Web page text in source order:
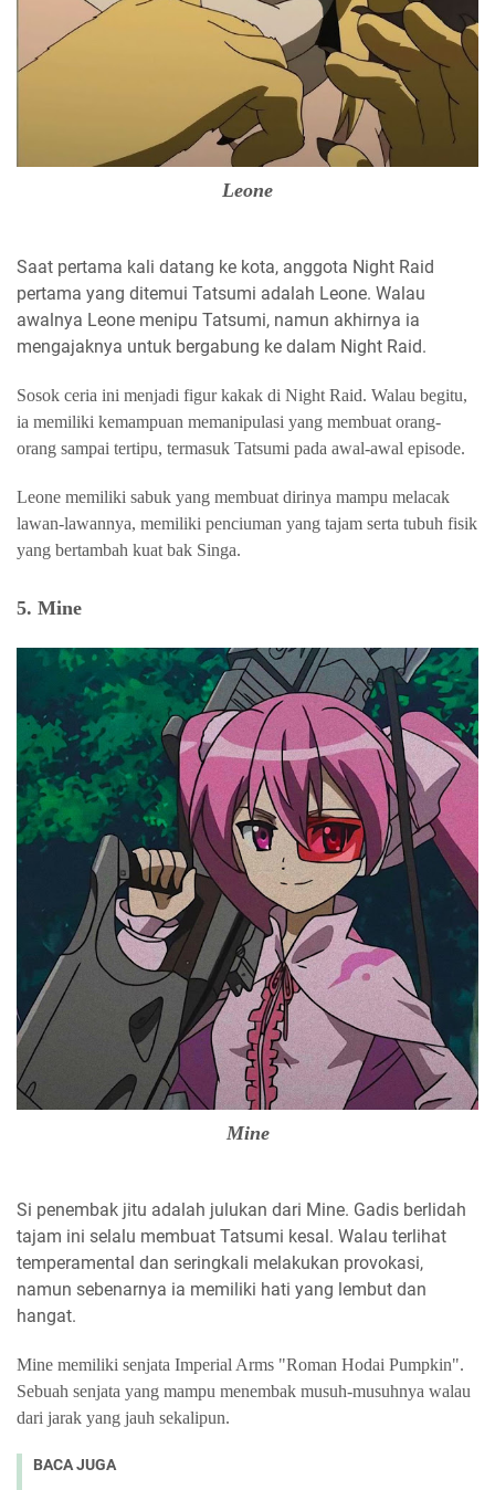
Leone
Saat pertama kali datang ke kota, anggota Night Raid
pertama yang ditemui Tatsumi adalah Leone. Walau
awalnya Leone menipu Tatsumi, namun akhirnya ia
mengajaknya untuk bergabung ke dalam Night Raid.
Sosok ceria ini menjadi figur kakak di Night Raid. Walau begitu,
ia memiliki kemampuan memanipulasi yang membuat orang-
orang sampai tertipu, termasuk Tatsumi pada awal-awal episode.
Leone memiliki sabuk yang membuat dirinya mampu melacak
lawan-lawannya, memiliki penciuman yang tajam serta tubuh fisik
yang bertambah kuat bak Singa.
5. Mine
Mine
Si penembak jitu adalah julukan dari Mine. Gadis berlidah
tajam ini selalu membuat Tatsumi kesal. Walau terlihat
temperamental dan seringkali melakukan provokasi,
namun sebenarnya ia memiliki hati yang lembut dan
hangat.
Mine memiliki senjata Imperial Arms "Roman Hodai Pumpkin".
Sebuah senjata yang mampu menembak musuh-musuhnya walau
dari jarak yang jauh sekalipun.
BACA JUGA